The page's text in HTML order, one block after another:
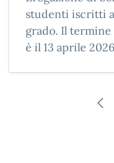
studenti iscritti
grado. Il
è il 13 aprile 2026